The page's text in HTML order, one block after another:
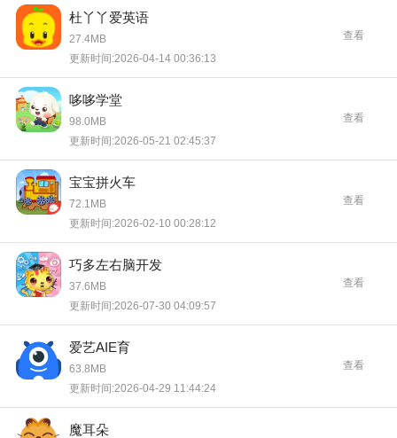
杜丫丫爱英语
27.4MB
更新时间:2026-04-14 00:36:13
查看
哆哆学堂
98.0MB
更新时间:2026-05-21 02:45:37
查看
宝宝拼火车
72.1MB
更新时间:2026-02-10 00:28:12
查看
巧多左右脑开发
37.6MB
更新时间:2026-07-30 04:09:57
查看
爱艺AIE育
63.8MB
更新时间:2026-04-29 11:44:24
查看
魔耳朵